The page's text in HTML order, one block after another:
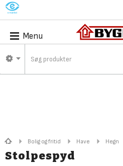
M
Menu
Bolig og fritid Have Hegn
Stolpespyd